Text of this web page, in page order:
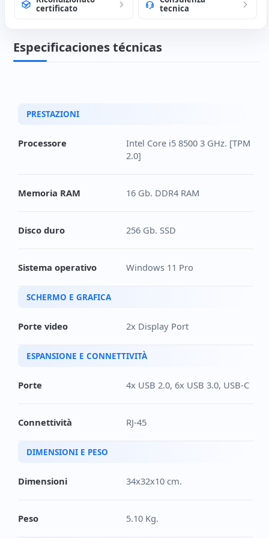
certificato
tecnica
Especificaciones técnicas
PRESTAZIONI
Processore
Intel Core i5 8500 3 GHz. [TPM
2.0]
Memoria RAM 16 Gb. DDR4 RAM
Disco duro 256 Gb. SSD
Sistema operativo Windows 11 Pro
SCHERMO E GRAFICA
Porte video 2x Display Port
ESPANSIONE E CONNETTIVITÀ
Porte 4x USB 2.0, 6x USB 3.0, USB-C
Connettività RJ-45
DIMENSIONI E PESO
Dimensioni 34x32x10 cm.
Peso 5.10 Kg.